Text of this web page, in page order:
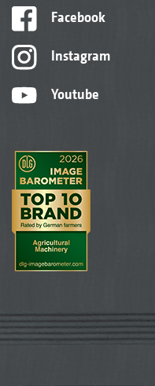
Facebook
Instagram
Youtube